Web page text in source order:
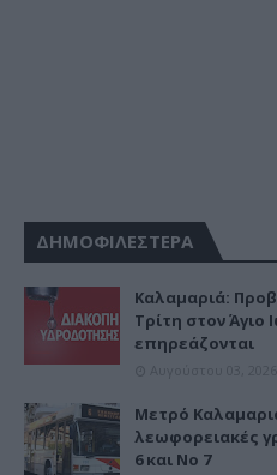
ΔΗΜΟΦΙΛΕΣΤΕΡΑ
Καλαμαριά:
Τρίτη στον Άγιο
επηρεάζονται
Μετρό
λεωφορειακές
6 και Νο 7